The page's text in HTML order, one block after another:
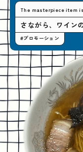
The masterpiece item
さながら、ワイン
#プロモーション